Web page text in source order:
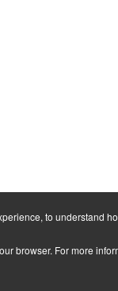
to understand
browser. For more